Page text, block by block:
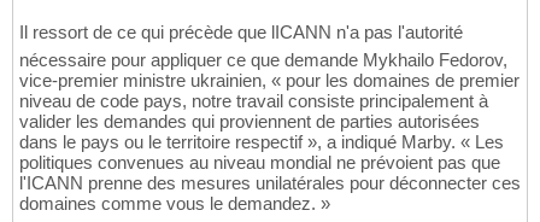
Il ressort de ce qui précède que lICANN n'a pas l'autorité
nécessaire pour appliquer ce que demande Mykhailo Fedorov,
vice-premier ministre ukrainien, « pour les domaines de premier
niveau de code pays, notre travail consiste principalement à
valider les demandes qui proviennent de parties autorisées
dans le pays ou le territoire respectif », a indiqué Marby. « Les
politiques convenues au niveau mondial ne prévoient pas que
l'ICANN prenne des mesures unilatérales pour déconnecter ces
domaines comme vous le demandez. »